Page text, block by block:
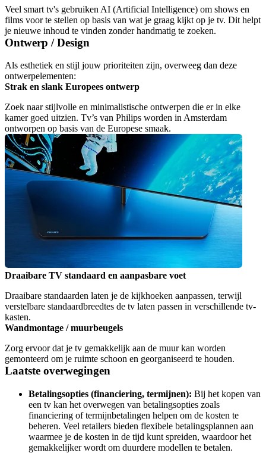
Veel smart tv's gebruiken AI (Artificial Intelligence) om shows en
films voor te stellen op basis van wat je graag kijkt op je tv. Dit helpt
je nieuwe inhoud te vinden zonder handmatig te zoeken.
Ontwerp / Design
Als esthetiek en stijl jouw prioriteiten zijn, overweeg dan deze
ontwerpelementen:
Strak en slank Europees ontwerp
Zoek naar stijlvolle en minimalistische ontwerpen die er in elke
kamer goed uitzien. Tv’s van Philips worden in Amsterdam
ontworpen op basis van de Europese smaak.
Draaibare TV standaard en aanpasbare voet
Draaibare standaarden laten je de kijkhoeken aanpassen, terwijl
verstelbare standaardbreedtes de tv laten passen in verschillende tv-
kasten.
Wandmontage / muurbeugels
Zorg ervoor dat je tv gemakkelijk aan de muur kan worden
gemonteerd om je ruimte schoon en georganiseerd te houden.
Laatste overwegingen
Betalingsopties (financiering, termijnen): Bij het kopen van
een tv kan het overwegen van betalingsopties zoals
financiering of termijnbetalingen helpen om de kosten te
beheren. Veel retailers bieden flexibele betalingsplannen aan
waarmee je de kosten in de tijd kunt spreiden, waardoor het
gemakkelijker wordt om duurdere modellen te betalen.